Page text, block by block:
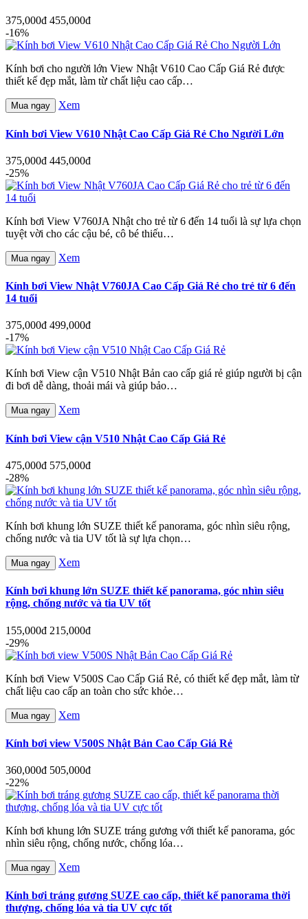
375,000đ 455,000đ
-16%
Kính bơi cho người lớn View Nhật V610 Cao Cấp Giá Rẻ được
thiết kế đẹp mắt, làm từ chất liệu cao cấp…
Mua ngay Xem
Kính bơi View V610 Nhật Cao Cấp Giá Rẻ Cho Người Lớn
375,000đ 445,000đ
-25%
Kính bơi View V760JA Nhật cho trẻ từ 6 đến 14 tuổi là sự lựa chọn
tuyệt vời cho các cậu bé, cô bé thiếu…
Mua ngay Xem
Kính bơi View Nhật V760JA Cao Cấp Giá Rẻ cho trẻ từ 6 đến
14 tuổi
375,000đ 499,000đ
-17%
Kính bơi View cận V510 Nhật Bản cao cấp giá rẻ giúp người bị cận
đi bơi dễ dàng, thoải mái và giúp bảo…
Mua ngay Xem
Kính bơi View cận V510 Nhật Cao Cấp Giá Rẻ
475,000đ 575,000đ
-28%
Kính bơi khung lớn SUZE thiết kế panorama, góc nhìn siêu rộng,
chống nước và tia UV tốt là sự lựa chọn…
Mua ngay Xem
Kính bơi khung lớn SUZE thiết kế panorama, góc nhìn siêu
rộng, chống nước và tia UV tốt
155,000đ 215,000đ
-29%
Kính bơi View V500S Cao Cấp Giá Rẻ, có thiết kế đẹp mắt, làm từ
chất liệu cao cấp an toàn cho sức khỏe…
Mua ngay Xem
Kính bơi view V500S Nhật Bản Cao Cấp Giá Rẻ
360,000đ 505,000đ
-22%
Kính bơi khung lớn SUZE tráng gương với thiết kế panorama, góc
nhìn siêu rộng, chống nước, chống lóa…
Mua ngay Xem
Kính bơi tráng gương SUZE cao cấp, thiết kế panorama thời
thượng, chống lóa và tia UV cực tốt